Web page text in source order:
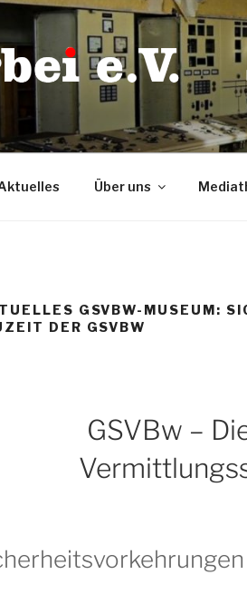
Über uns
GSVBW-MUSEUM:
DER GSVBW
GSVBw –